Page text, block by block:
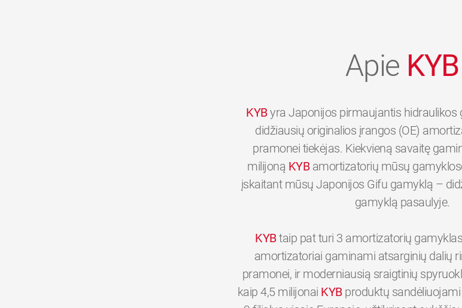
Apie KYB
KYByra Japonijos pirmaujantis hidraulikos
didžiausių originalios įrangos (OE)
pramonei tiekėjas. Kiekvieną savaitę
milijoną KYBamortizatorių mūsų
įskaitant mūsų Japonijos Gifu gamyklą –
gamyklą pasaulyje.
KYBtaip pat turi 3 amortizatorių
amortizatoriai gaminami atsarginių dalių
pramonei, ir moderniausią sraigtinių
kaip 4,5 milijonai KYB produktų